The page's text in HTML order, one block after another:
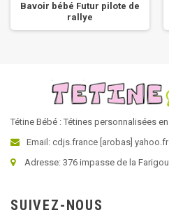
Bavoir bébé Futur pilote de
rallye
Tétine Bébé : Tétines personnalisées
Email: cdjs.france [arobas] yahoo.fr
Adresse: 376 impasse de la
SUIVEZ-NOUS